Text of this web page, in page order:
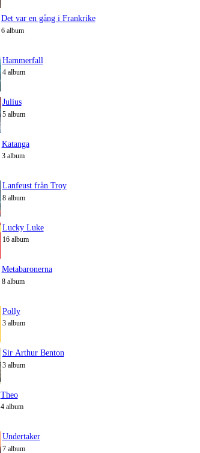
Det var en gång i Frankrike
6 album
Hammerfall
4 album
Julius
5 album
Katanga
3 album
Lanfeust från Troy
8 album
Lucky Luke
16 album
Metabaronerna
8 album
Polly
3 album
Sir Arthur Benton
3 album
Theo
4 album
Undertaker
7 album